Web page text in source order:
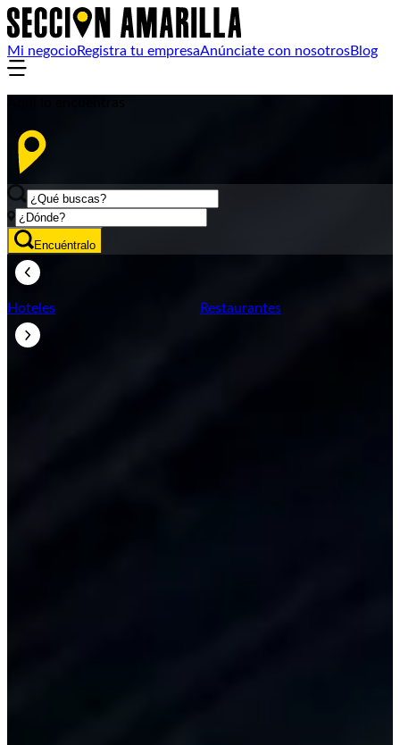
Mi negocioRegistra tu empresaAnúnciate con nosotrosBlog
Encuéntralo
Hoteles Restaurantes